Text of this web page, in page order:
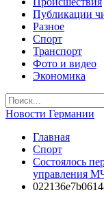
Публикации
Разное
Спорт
Транспорт
Фото и видео
Экономика
Новости Германии
Главная
Спорт
Состоялось
управления